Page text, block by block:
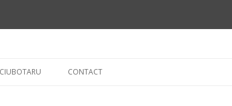
CIUBOTARU CONTACT